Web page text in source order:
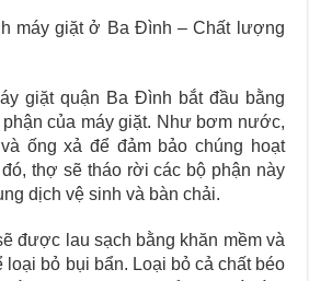
máy giặt ở Ba Đình – Chất lượng
giặt quận Ba Đình bắt đầu bằng
của máy giặt. Như bơm nước,
ống xả để đảm bảo chúng hoạt
thợ sẽ tháo rời các bộ phận này
dịch vệ sinh và bàn chải.
được lau sạch bằng khăn mềm và
loại bỏ bụi bẩn. Loại bỏ cả chất béo